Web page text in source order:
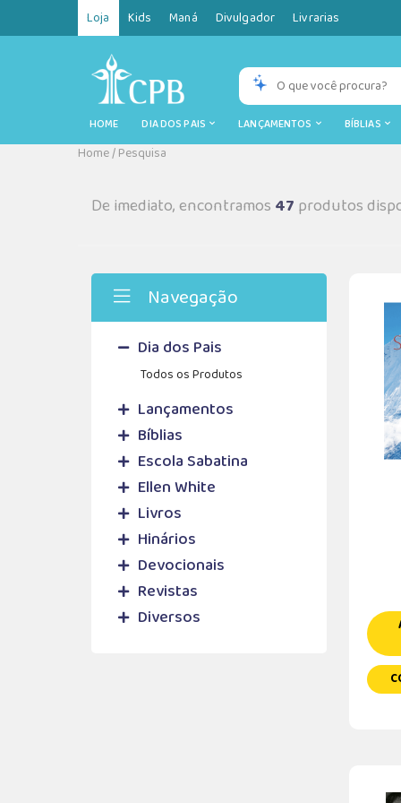
Loja Kids Maná Divulgador Livrarias
HOME DIA DOS PAIS LANÇAMENTOS BÍBLIAS
Home/Pesquisa
De imediato, encontramos 47 produtos
Navegação
Dia dos Pais
Todos os Produtos
Lançamentos
Bíblias
Escola Sabatina
Ellen White
Livros
Hinários
Devocionais
Revistas
Diversos